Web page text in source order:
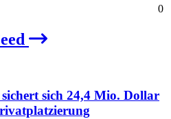
0
sich 24,4 Mio. Dollar